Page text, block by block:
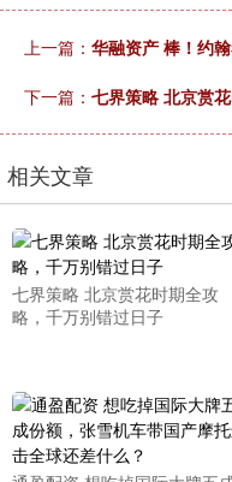
上一篇： 华融资产 棒！约
下一篇： 七界策略 北京赏
相关文章
七界策略 北京赏花时期全攻
略，千万别错过日子